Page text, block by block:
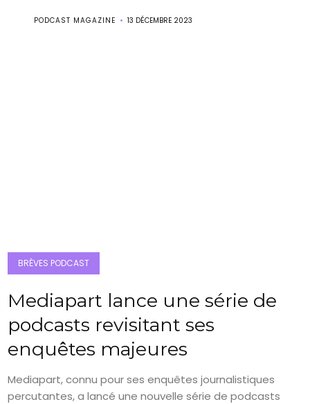
PODCAST MAGAZINE 13 DÉCEMBRE 2023
BRÈVES PODCAST
Mediapart lance une série de
podcasts revisitant ses
enquêtes majeures
Mediapart, connu pour ses enquêtes journalistiques
percutantes, a lancé une nouvelle série de podcasts